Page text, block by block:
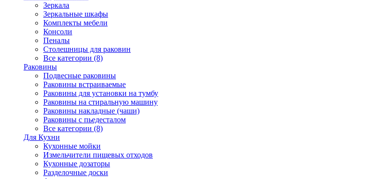
Зеркала
Зеркальные шкафы
Комплекты мебели
Консоли
Пеналы
Столешницы для раковин
Все категории (8)
Раковины
Подвесные раковины
Раковины встраиваемые
Раковины для установки на тумбу
Раковины на стиральную машину
Раковины накладные (чаши)
Раковины с пьедесталом
Все категории (8)
Для Кухни
Кухонные мойки
Измельчители пищевых отходов
Кухонные дозаторы
Разделочные доски